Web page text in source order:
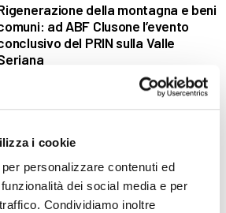
i cookie
personalizzare contenuti ed
dei social media e per
Condividiamo inoltre
della montagna e beni
ad ABF Clusone l’evento
del PRIN sulla Valle
Presentati i risultati della ricerca
Silvano Baretti (1954-2026)
Si svolgeranno domani, giovedì 19 alle 14.30